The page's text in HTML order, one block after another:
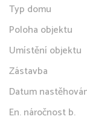
Typ domu
Poloha objektu
Umístění objektu
Zástavba
Datum
En. náročnost b.